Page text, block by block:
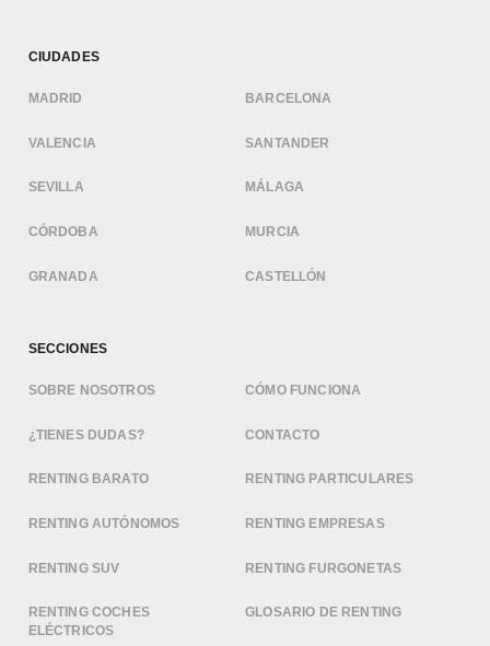
CIUDADES
MADRID BARCELONA
VALENCIA SANTANDER
SEVILLA MÁLAGA
CÓRDOBA MURCIA
GRANADA CASTELLÓN
SECCIONES
SOBRE NOSOTROS CÓMO FUNCIONA
¿TIENES DUDAS? CONTACTO
RENTING BARATO RENTING PARTICULARES
RENTING AUTÓNOMOS RENTING EMPRESAS
RENTING SUV RENTING FURGONETAS
RENTING COCHES
ELÉCTRICOS
GLOSARIO DE RENTING